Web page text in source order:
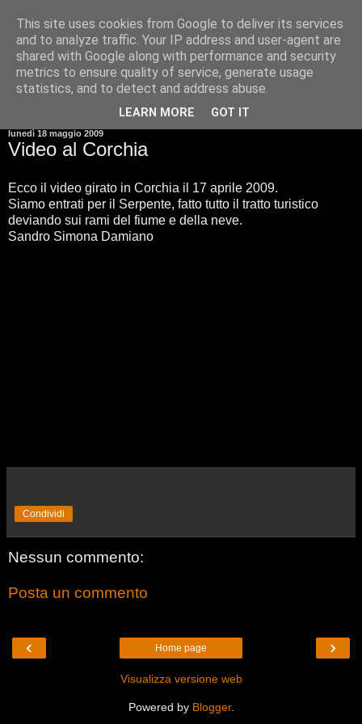
lunedì 18 maggio 2009
Video al Corchia
Ecco il video girato in Corchia il 17 aprile 2009.
Siamo entrati per il Serpente, fatto tutto il tratto turistico
deviando sui rami del fiume e della neve.
Sandro Simona Damiano
Condividi
Nessun commento:
Posta un commento
‹ ›
Home page
Visualizza versione web
Powered by Blogger.
This site uses cookies from Google to deliver its services
and to analyze traffic. Your IP address and user-agent are
shared with Google along with performance and security
metrics to ensure quality of service, generate usage
statistics, and to detect and address abuse.
LEARN MORE GOT IT